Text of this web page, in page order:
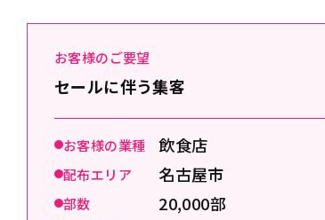
お客様のご要望
セールに伴う集客
お客様の業種 飲食店
配布エリア 名古屋市
部数 20,000部